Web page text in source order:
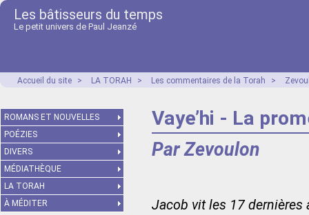
Les bâtisseurs du temps
Le petit univers de Paul Jeanzé
Accueil du site > LA TORAH > Les commentaires de la Torah >
Vaye’hi - La
Par Zevoulon
Jacob vit les 17 dernières
ROMANS ET NOUVELLES
POÉZIES
DIVERS
MÉDIATHÈQUE
LA TORAH
À MÉDITER